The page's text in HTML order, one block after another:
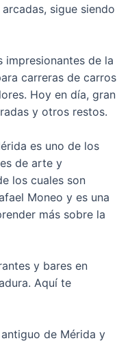
sigue siendo
impresionantes de la
carreras de carros
Hoy en día, gran
y otros restos.
es uno de los
de arte y
los cuales son
Moneo y es una
más sobre la
y bares en
Aquí te
de Mérida y